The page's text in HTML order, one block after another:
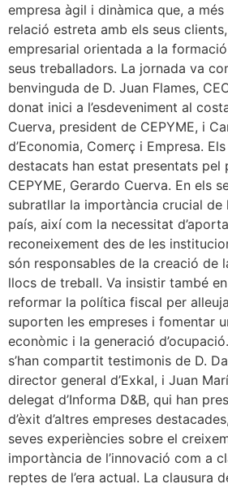
empresa àgil i dinàmica que, a
relació estreta amb els seus
empresarial orientada a la
seus treballadors. La jornada va
benvinguda de D. Juan Flames,
donat inici a l’esdeveniment al
Cuerva, president de CEPYME, i
d’Economia, Comerç i Empresa.
destacats han estat presentats pel
CEPYME, Gerardo Cuerva. En els
subratllar la importància crucial de
país, així com la necessitat
reconeixement des de les
són responsables de la creació de
llocs de treball. Va insistir també
reformar la política fiscal per
suporten les empreses i fomentar
econòmic i la generació
s’han compartit testimonis de D.
director general d’Exkal, i Juan
delegat d’Informa D&B, qui han
d’èxit d’altres empreses
seves experiències sobre el
importància de l’innovació com a
reptes de l’era actual. La clausura